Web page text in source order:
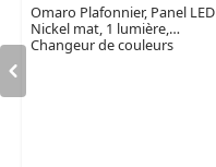
Omaro Plafonnier, Panel LED
Nickel mat, 1 lumière,
Changeur de couleurs